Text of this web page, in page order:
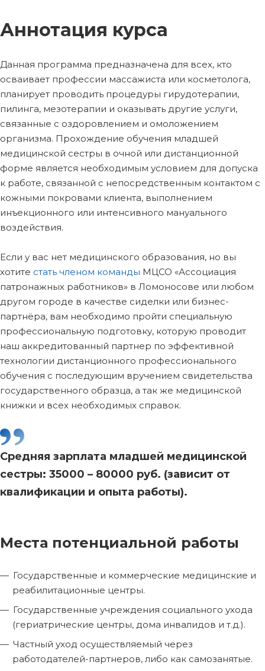
Аннотация курса
Данная программа предназначена для всех, кто
осваивает профессии массажиста или косметолога,
планирует проводить процедуры гирудотерапии,
пилинга, мезотерапии и оказывать другие услуги,
связанные с оздоровлением и омоложением
организма. Прохождение обучения младшей
медицинской сестры в очной или дистанционной
форме является необходимым условием для допуска
к работе, связанной с непосредственным контактом с
кожными покровами клиента, выполнением
инъекционного или интенсивного мануального
воздействия.
Если у вас нет медицинского образования, но вы
хотите стать членом команды МЦСО «Ассоциация
патронажных работников» в Ломоносове или любом
другом городе в качестве сиделки или бизнес-
партнёра, вам необходимо пройти специальную
профессиональную подготовку, которую проводит
наш аккредитованный партнер по эффективной
технологии дистанционного профессионального
обучения с последующим вручением свидетельства
государственного образца, а так же медицинской
книжки и всех необходимых справок.
Средняя зарплата младшей медицинской
сестры: 35000 – 80000 руб. (зависит от
квалификации и опыта работы).
Места потенциальной работы
Государственные и коммерческие медицинские и
реабилитационные центры.
Государственные учреждения социального ухода
(гериатрические центры, дома инвалидов и т.д.).
Частный уход осуществляемый через
работодателей-партнеров, либо как самозанятые.